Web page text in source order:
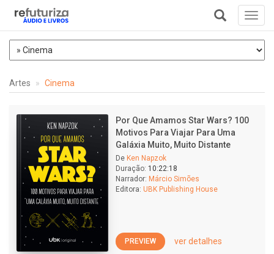
+
Artes Cinema
Por Que Amamos Star Wars? 100
Motivos Para Viajar Para Uma
Galáxia Muito, Muito Distante
De Ken Napzok
Duração: 10:22:18
Narrador: Márcio Simões
Editora: UBK Publishing House
PREVIEW ver detalhes